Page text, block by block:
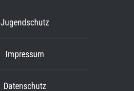
Jugendschutz
Impressum
Datenschutz